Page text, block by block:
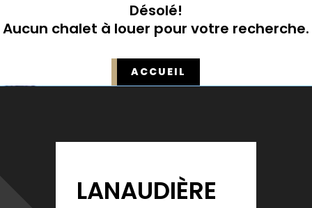
Désolé!
Aucun chalet à louer pour votre recherche.
ACCUEIL
LANAUDIÈRE